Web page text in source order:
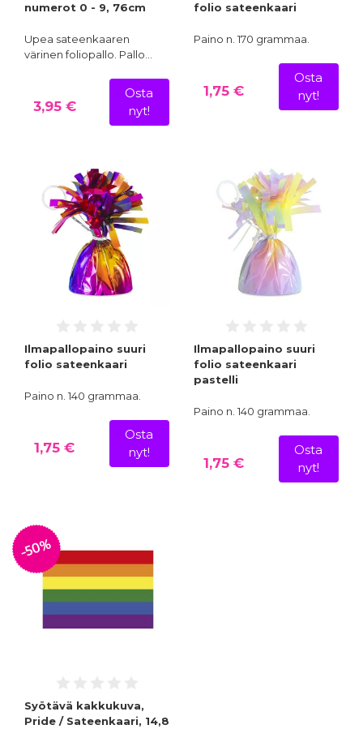
numerot 0 - 9, 76cm
Upea sateenkaaren
värinen foliopallo. Pallo…
3,95 €
Osta
nyt!
folio sateenkaari
Paino n. 170 grammaa.
1,75 €
Osta
nyt!
Ilmapallopaino suuri
folio sateenkaari
Paino n. 140 grammaa.
1,75 €
Osta
nyt!
Ilmapallopaino suuri
folio sateenkaari
pastelli
Paino n. 140 grammaa.
1,75 €
Osta
nyt!
-50%
Syötävä kakkukuva,
Pride / Sateenkaari, 14,8